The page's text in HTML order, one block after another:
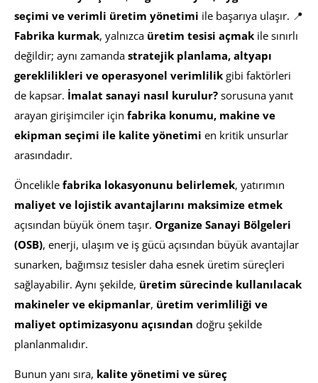
seçimi ve verimli üretim yönetimi ile başarıya ulaşır. 📍
Fabrika kurmak, yalnızca üretim tesisi açmak ile sınırlı
değildir; aynı zamanda stratejik planlama, altyapı
gereklilikleri ve operasyonel verimlilik gibi faktörleri
de kapsar. İmalat sanayi nasıl kurulur? sorusuna yanıt
arayan girişimciler için fabrika konumu, makine ve
ekipman seçimi ile kalite yönetimi en kritik unsurlar
arasındadır.
Öncelikle fabrika lokasyonunu belirlemek, yatırımın
maliyet ve lojistik avantajlarını maksimize etmek
açısından büyük önem taşır. Organize Sanayi Bölgeleri
(OSB), enerji, ulaşım ve iş gücü açısından büyük avantajlar
sunarken, bağımsız tesisler daha esnek üretim süreçleri
sağlayabilir. Aynı şekilde, üretim sürecinde kullanılacak
makineler ve ekipmanlar, üretim verimliliği ve
maliyet optimizasyonu açısından doğru şekilde
planlanmalıdır.
Bunun yanı sıra, kalite yönetimi ve süreç